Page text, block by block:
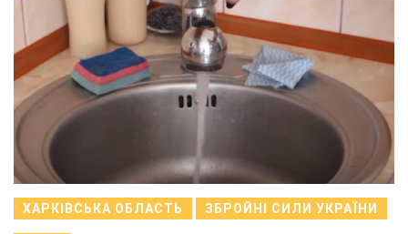
ХАРКІВСЬКА ОБЛАСТЬ ЗБРОЙНІ СИЛИ УКРАЇНИ